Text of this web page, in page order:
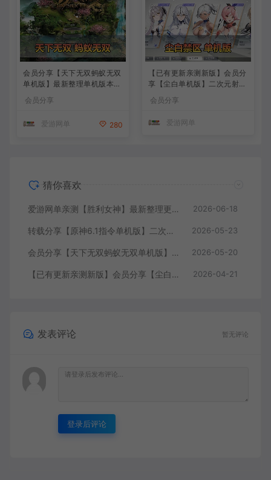
会员分享【天下无双蚂蚁无双
单机版】最新整理单机版本
带GM命令后台 武侠怀旧网游
免虚拟机一键端 配套视频教
会员分享
爱游网单 280
【已有更新亲测新版】会员分
享【尘白单机版】二次元射击
类网游单机版一键端
会员分享
爱游网单
猜你喜欢
爱游网单亲测【胜利女神】最新整理更新第6版NIKKE胜利女神妮姬单机版方舟活动147版本官服GM可无限抽卡全剧情免虚拟机一键端视频安装教学 2026-06-18
转载分享【原神6.1指令单机版】二次元网游单机版 指令模拟端 登录 战斗 地图 魔物 背包 抽卡 商店 MOD 未亲测图文教学 2026-05-23
会员分享【天下无双蚂蚁无双单机版】最新整理单机版本 带GM命令后台 武侠怀旧网游 免虚拟机一键端 配套视频教学 2026-05-20
【已有更新亲测新版】会员分享【尘白单机版】二次元射击类网游单机版一键端 2026-04-21
发表评论 暂无评论
登录后评论